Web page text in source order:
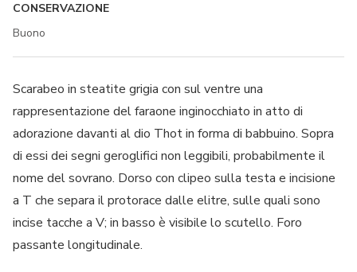
CONSERVAZIONE
Buono
Scarabeo in steatite grigia con sul ventre una
rappresentazione del faraone inginocchiato in atto di
adorazione davanti al dio Thot in forma di babbuino. Sopra
di essi dei segni geroglifici non leggibili, probabilmente il
nome del sovrano. Dorso con clipeo sulla testa e incisione
a T che separa il protorace dalle elitre, sulle quali sono
incise tacche a V; in basso è visibile lo scutello. Foro
passante longitudinale.